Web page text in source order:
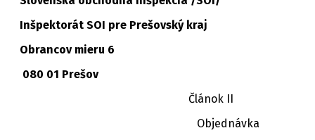
Inšpektorát SOI pre Prešovský kraj
Obrancov mieru 6
080 01 Prešov
Článok II
Objednávka